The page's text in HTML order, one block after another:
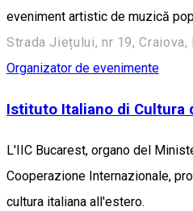
eveniment artistic de muzică
Strada Jiețului, nr 19, Craiova,
Organizator de evenimente
Istituto Italiano di Cultura
L'IIC Bucarest, organo del
Cooperazione Internazionale,
cultura italiana all'estero.